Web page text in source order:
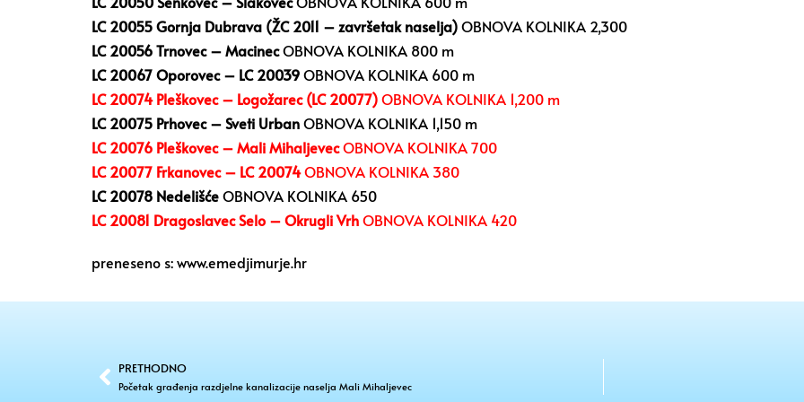
LC 20055 Gornja Dubrava (ŽC 2011 – završetak naselja)OBNOVA KOLNIKA 2,300
LC 20056 Trnovec – MacinecOBNOVA KOLNIKA 800 m
LC 20067 Oporovec – LC 20039OBNOVA KOLNIKA 600 m
LC 20074 Pleškovec – Logožarec (LC 20077)OBNOVA KOLNIKA 1,200 m
LC 20075 Prhovec – Sveti UrbanOBNOVA KOLNIKA 1,150 m
LC 20076 Pleškovec – Mali MihaljevecOBNOVA KOLNIKA 700
LC 20077 Frkanovec – LC 20074OBNOVA KOLNIKA 380
LC 20078 NedelišćeOBNOVA KOLNIKA 650
LC 20081 Dragoslavec Selo – Okrugli VrhOBNOVA KOLNIKA 420
preneseno s:www.emedjimurje.hr
PRETHODNO
Početak građenja razdjelne kanalizacije naselja Mali Mihaljevec